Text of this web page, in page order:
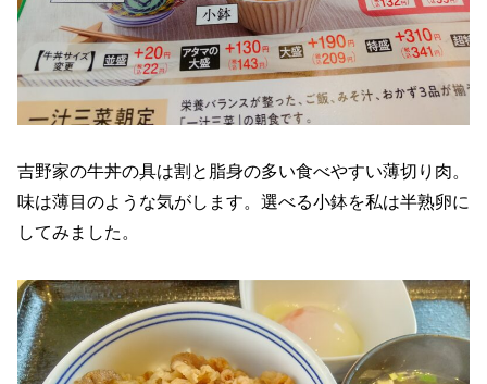
吉野家の牛丼の具は割と脂身の多い食べやすい薄切り肉。
味は薄目のような気がします。選べる小鉢を私は半熟卵に
してみました。